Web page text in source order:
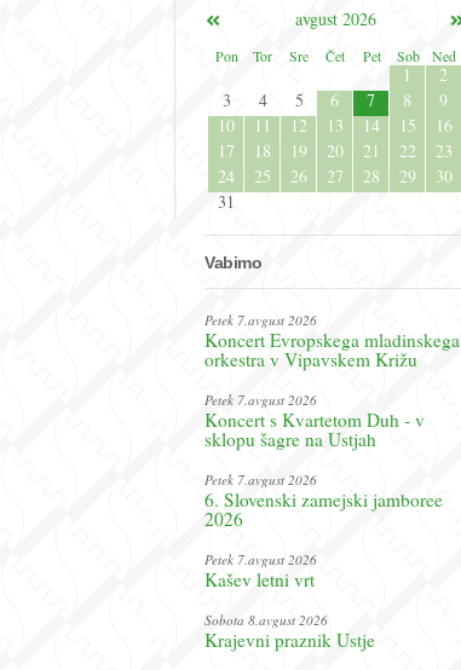
avgust 2026
Pon
Tor Sre Čet Pet Sob Ned
1
2
3
4 5 6 7 8
9
10
11 12 13 14 15
16
17
18 19 20 21 22
23
24
25 26 27 28 29
30
31
Vabimo
Petek 7.avgust 2026
Koncert Evropskega mladinskega
orkestra v Vipavskem Križu
Petek 7.avgust 2026
Koncert s Kvartetom Duh - v
sklopu šagre na Ustjah
Petek 7.avgust 2026
6. Slovenski zamejski jamboree
2026
Petek 7.avgust 2026
Kašev letni vrt
Sobota 8.avgust 2026
Krajevni praznik Ustje